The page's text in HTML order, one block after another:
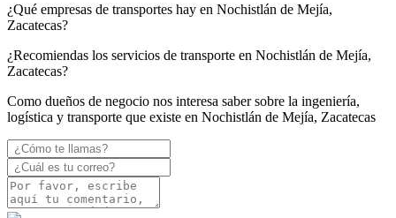
¿Qué empresas de transportes hay en Nochistlán de Mejía,
Zacatecas?
¿Recomiendas los servicios de transporte en Nochistlán de Mejía,
Zacatecas?
Como dueños de negocio nos interesa saber sobre la ingeniería,
logística y transporte que existe en Nochistlán de Mejía, Zacatecas